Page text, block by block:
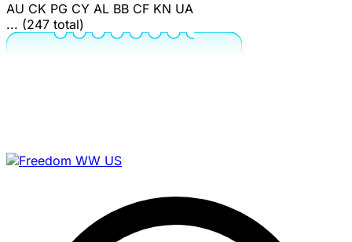
AU CK PG CY AL BB CF KN UA
... (247 total)